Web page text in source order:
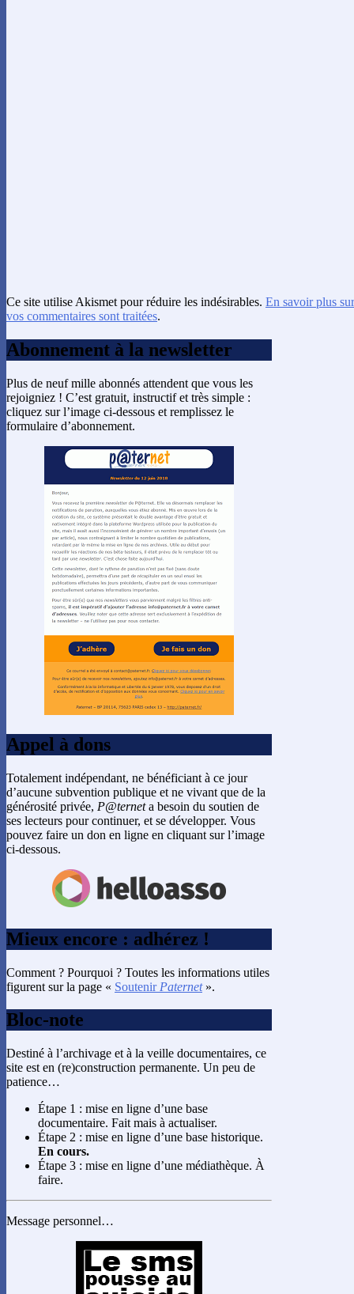
Ce site utilise Akismet pour réduire les indésirables. En savoir plus
vos commentaires sont traitées.
Abonnement à la newsletter
Plus de neuf mille abonnés attendent que vous les
rejoigniez ! C’est gratuit, instructif et très simple :
cliquez sur l’image ci-dessous et remplissez le
formulaire d’abonnement.
Appel à dons
Totalement indépendant, ne bénéficiant à ce jour
d’aucune subvention publique et ne vivant que de la
générosité privée, P@terneta besoin du soutien de
ses lecteurs pour continuer, et se développer. Vous
pouvez faire un don en ligne en cliquant sur l’image
ci-dessous.
Mieux encore : adhérez !
Comment ? Pourquoi ? Toutes les informations utiles
figurent sur la page « Soutenir Paternet».
Bloc-note
Destiné à l’archivage et à la veille documentaires, ce
site est en (re)construction permanente. Un peu de
patience…
Étape 1 : mise en ligne d’une base
documentaire. Fait mais à actualiser.
Étape 2 : mise en ligne d’une base historique.
En cours.
Étape 3 : mise en ligne d’une médiathèque. À
faire.
Message personnel…